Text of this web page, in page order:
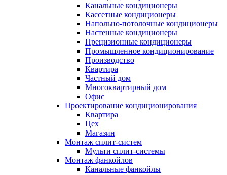
Канальные кондиционеры
Кассетные кондиционеры
Напольно-потолочные кондиционеры
Настенные кондиционеры
Прецизионные кондиционеры
Промышленное кондиционирование
Производство
Квартира
Частный дом
Многоквартирный дом
Офис
Проектирование кондиционирования
Квартира
Цех
Магазин
Монтаж сплит-систем
Мульти сплит-системы
Монтаж фанкойлов
Канальные фанкойлы